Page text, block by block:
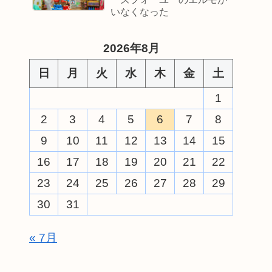
いなくなった
2026年8月
日
月 火 水 木 金
土
1
2
3 4 5 6 7
8
9
10 11 12 13 14
15
16
17 18 19 20 21
22
23
24 25 26 27 28
29
30
31
« 7月